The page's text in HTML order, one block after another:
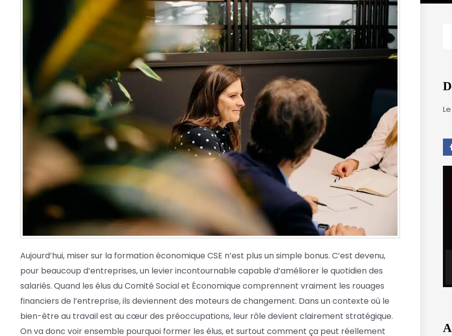
Aujourd’hui, miser sur la formation économique CSE n’est plus un simple bonus. C’est devenu,
pour beaucoup d’entreprises, un levier incontournable capable d’améliorer le quotidien des
salariés. Quand les élus du Comité Social et Économique comprennent vraiment les rouages
financiers de l’entreprise, ils deviennent des moteurs de changement. Dans un contexte où le
bien-être au travail est au cœur des préoccupations, leur rôle devient clairement stratégique.
On va donc voir ensemble pourquoi former les élus, et surtout comment ça peut réellement